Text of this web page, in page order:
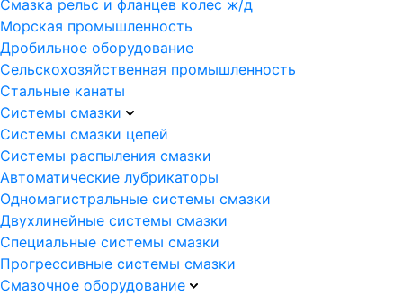
Смазка рельс и фланцев колес ж/д
Морская промышленность
Дробильное оборудование
Сельскохозяйственная промышленность
Стальные канаты
Системы смазки
Системы смазки цепей
Системы распыления смазки
Автоматические лубрикаторы
Одномагистральные системы смазки
Двухлинейные системы смазки
Специальные системы смазки
Прогрессивные системы смазки
Смазочное оборудование